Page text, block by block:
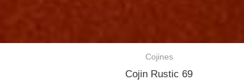
Cojines
Cojin Rustic 69